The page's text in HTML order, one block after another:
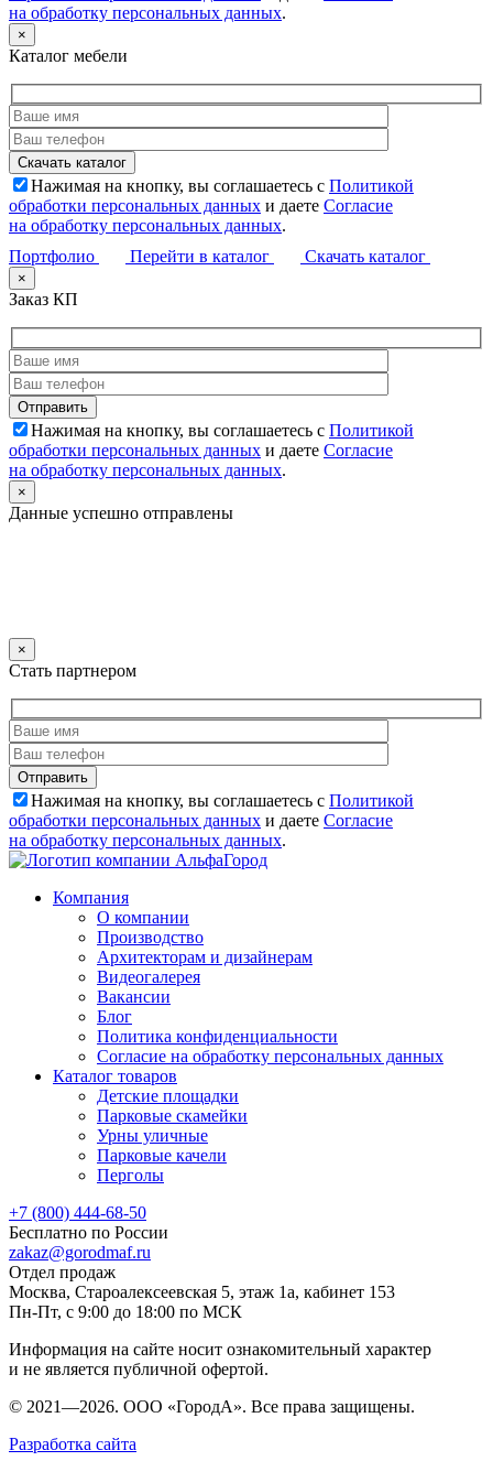
на обработку персональных данных.
×
Каталог мебели
Нажимая на кнопку, вы соглашаетесь с Политикой
обработки персональных данных и даете Согласие
на обработку персональных данных.
Портфолио
Перейти в каталог Скачать каталог
×
Заказ КП
Нажимая на кнопку, вы соглашаетесь с Политикой
обработки персональных данных и даете Согласие
на обработку персональных данных.
×
Данные успешно отправлены
×
Стать партнером
Нажимая на кнопку, вы соглашаетесь с Политикой
обработки персональных данных и даете Согласие
на обработку персональных данных.
Компания
О компании
Производство
Архитекторам и дизайнерам
Видеогалерея
Вакансии
Блог
Политика конфиденциальности
Согласие на обработку персональных данных
Каталог товаров
Детские площадки
Парковые скамейки
Урны уличные
Парковые качели
Перголы
+7 (800) 444-68-50
Бесплатно по России
zakaz@gorodmaf.ru
Отдел продаж
Москва, Староалексеевская 5, этаж 1а, кабинет 153
Пн-Пт, с 9:00 до 18:00 по МСК
Информация на сайте носит ознакомительный характер
и не является публичной офертой.
© 2021—2026. ООО «ГородА». Все права защищены.
Разработка сайта